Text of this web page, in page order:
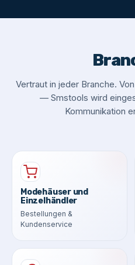
Vertraut in jeder Branche.
— Smstools wird
Kommunikation
Modehäuser und
Einzelhändler
Bestellungen &
Kundenservice